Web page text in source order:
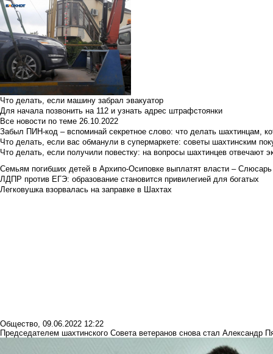
Что делать, если машину забрал эвакуатор
Для начала позвонить на 112 и узнать адрес штрафстоянки
Все новости по теме 26.10.2022
Забыл ПИН-код – вспоминай секретное слово: что делать шахтинцам,
Что делать, если вас обманули в супермаркете: советы шахтинским
Что делать, если получили повестку: на вопросы шахтинцев отвечают
Семьям погибших детей в Архипо-Осиповке выплатят власти – Слюсарь
ЛДПР против ЕГЭ: образование становится привилегией для богатых
Легковушка взорвалась на заправке в Шахтах
Общество, 09.06.2022 12:22
Председателем шахтинского Совета ветеранов снова стал Александр